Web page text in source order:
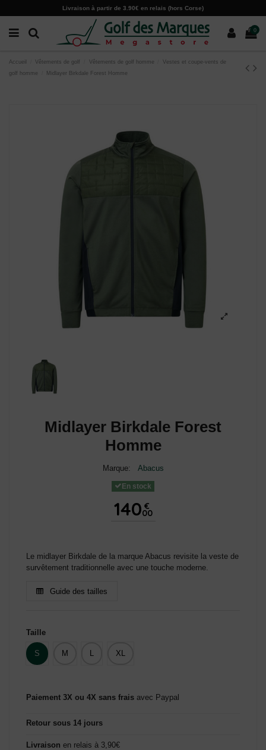
Livraison à partir de 3.90€ en relais (hors Corse)
0
Accueil Vêtements de golf Vêtements de golf homme
Vestes et coupe-vents de
golf homme
Midlayer Birkdale Forest Homme
Midlayer Birkdale Forest
Homme
Marque: Abacus
En stock
140 €
00
Le midlayer Birkdale de la marque Abacus revisite la veste de
survêtement traditionnelle avec une touche moderne.
Guide des tailles
Taille
S M L XL
Paiement 3X ou 4X sans frais avec Paypal
Retour sous 14 jours
Livraison en relais à 3,90€
Paramètres des cookies